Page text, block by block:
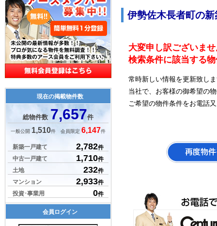
伊勢佐木長者町の
大変申し訳ございま
検索条件に該当する
常時新しい情報を更新致し
当社で、お客様の御希望の
ご希望の物件条件をお電話
現在の掲載物件数
総物件数 7,657件
一般公開 1,510件 会員限定 6,147件
新築一戸建て 2,782件
中古一戸建て
1,710件
土地
232件
マンション
2,933件
投資･事業用
0件
会員ログイン